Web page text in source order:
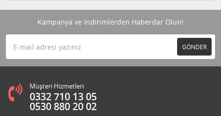
Kampanya ve İndirimlerden Haberdar Olun!
GÖNDER
Müşteri Hizmetleri
0332 710 13 05
0530 880 20 02